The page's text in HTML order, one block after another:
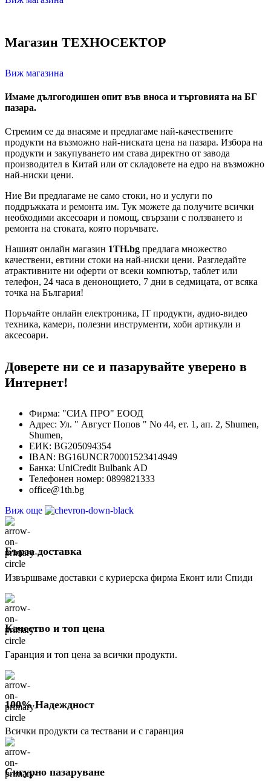
Магазин ТЕХНОСЕКТОР
Виж магазина
Имаме дългогодишен опит във вноса и търговията на БГ
пазара.
Стремим се да внасяме и предлагаме най-качествените
продукти на възможно най-ниската цена на пазара. Избора на
продукти и закупуването им става директно от завода
производител в Китай или от складовете на едро на възможно
най-ниски цени.
Ние Ви предлагаме не само стоки, но и услуги по
поддръжката и ремонта им. Тук можете да получите всички
необходими аксесоари и помощ, свързани с ползването и
ремонта на стоката, която поръчвате.
Нашият онлайн магазин 1TH.bg предлага множество
качествени, евтини стоки на най-ниски цени. Разгледайте
атрактивните ни оферти от всеки компютър, таблет или
телефон, 24 часа в денонощието, 7 дни в седмицата, от всяка
точка на България!
Поръчайте онлайн електроника, IT продукти, аудио-видео
техника, камери, полезни инструменти, хоби артикули и
аксесоари.
Доверете ни се и пазарувайте уверено в
Интернет!
Фирма: "СИА ПРО" ЕООД
Адрес: Ул. " Август Попов " No 44, ет. 1, ап. 2, Shumen,
Shumen,
ЕИК: BG205094354
IBAN: BG16UNCR70001523414949
Банка: UniCredit Bulbank AD
Телефонен номер: 0899821333
office@1th.bg
Виж още
Бърза доставка
Извършваме доставки с куриерска фирма Еконт или Спиди
Качество и топ цена
Гаранция и топ цена за всички продукти.
100% Надеждност
Всички продукти са тествани и с гаранция
Сигурно пазаруване